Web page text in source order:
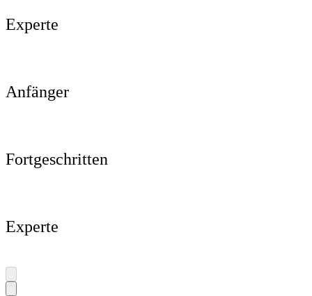
Experte
Anfänger
Fortgeschritten
Experte